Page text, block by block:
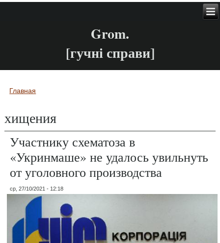
Grom.
[гучні справи]
Вы здесь
Главная
хищения
Участнику схематоза в
«Укринмаше» не удалось увильнуть
от уголовного производства
ср, 27/10/2021 - 12:18